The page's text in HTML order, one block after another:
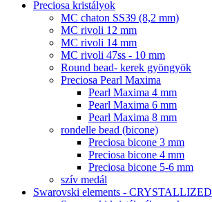
Preciosa kristályok
MC chaton SS39 (8,2 mm)
MC rivoli 12 mm
MC rivoli 14 mm
MC rivoli 47ss - 10 mm
Round bead- kerek gyöngyök
Preciosa Pearl Maxima
Pearl Maxima 4 mm
Pearl Maxima 6 mm
Pearl Maxima 8 mm
rondelle bead (bicone)
Preciosa bicone 3 mm
Preciosa bicone 4 mm
Preciosa bicone 5-6 mm
szív medál
Swarovski elements - CRYSTALLIZED